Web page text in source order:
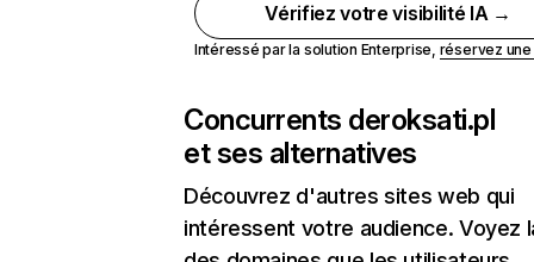
Vérifiez votre visibilité IA →
Intéressé par la solution Enterprise, réservez
Concurrents deroksati.pl
et ses alternatives
Découvrez d'autres sites web qui
intéressent votre audience. Voyez